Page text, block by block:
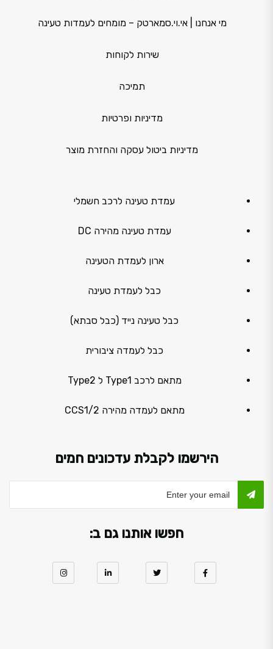
מי אנחנו | אי.וי.סמארטק – מומחים לעמדות טעינה
שירות לקוחות
תמיכה
מדיניות ופרטיות
מדיניות ביטול עסקה והחזרת מוצר
עמדת טעינה לרכב חשמלי
עמדת טעינה מהירה DC
ארון לעמדת הטעינה
כבל לעמדת טעינה
כבל טעינה נייד (כבל סבתא)
כבל לעמדה ציבורית
מתאם לרכב Type1 ל Type2
מתאם לעמדה מהירה CCS1/2
הירשמו לקבלת עדכונים חמים
חפשו אותנו גם ב: